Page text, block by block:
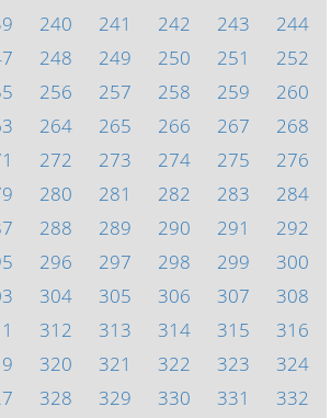
240 241 242 243
244
248 249 250 251
252
256 257 258 259
260
264 265 266 267
268
272 273 274 275
276
280 281 282 283
284
288 289 290 291
292
296 297 298 299
300
304 305 306 307
308
312 313 314 315
316
320 321 322 323
324
328 329 330 331
332